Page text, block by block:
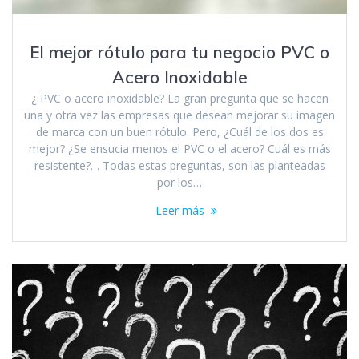
El mejor rótulo para tu negocio PVC o
Acero Inoxidable
¿ PVC o acero inoxidable? La gran pregunta que se hacen
una y otra vez las empresas que desean mejorar su imagen
de marca con un buen rótulo. Pero, ¿Cuál de los dos es
mejor? ¿Se ensucia menos el PVC o el acero? Cuál es más
resistente?… Todas estas preguntas, son las planteadas
por los…
Leer más